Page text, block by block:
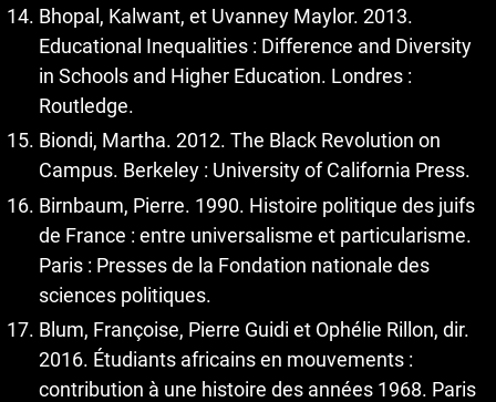
Bhopal, Kalwant, et Uvanney Maylor. 2013.
Educational Inequalities : Difference and Diversity
in Schools and Higher Education. Londres :
Routledge.
Biondi, Martha. 2012. The Black Revolution on
Campus. Berkeley : University of California Press.
Birnbaum, Pierre. 1990. Histoire politique des juifs
de France : entre universalisme et particularisme.
Paris : Presses de la Fondation nationale des
sciences politiques.
Blum, Françoise, Pierre Guidi et Ophélie Rillon, dir.
2016. Étudiants africains en mouvements :
contribution à une histoire des années 1968. Paris